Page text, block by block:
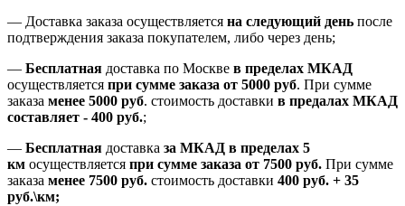
— Доставка заказа осуществляется на следующий день после
подтверждения заказа покупателем, либо через день;
— Бесплатная доставка по Москве в пределах МКАД
осуществляется при сумме заказа от 5000 руб. При сумме
заказа менее 5000 руб. стоимость доставки в предалах МКАД
составляет - 400 руб.;
— Бесплатная доставка за МКАД в пределах 5
км осуществляется при сумме заказа от 7500 руб. При сумме
заказа менее 7500 руб. стоимость доставки 400 руб. + 35
руб.\км;